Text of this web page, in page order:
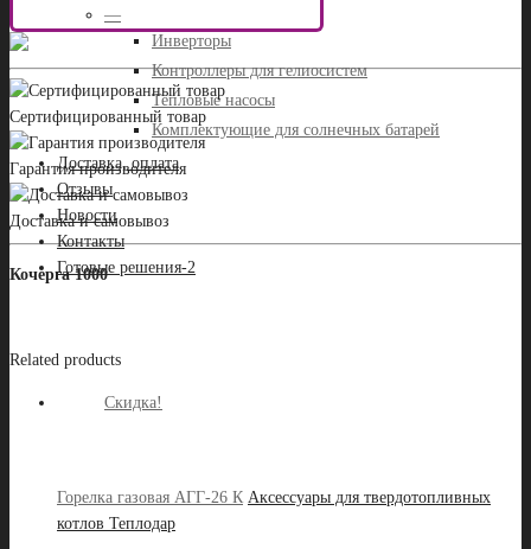
—
Инверторы
Контроллеры для гелиосистем
Тепловые насосы
Комплектующие для солнечных батарей
Доставка, оплата
Отзывы
Новости
Контакты
Готовые решения-2
Сертифицированный товар
Гарантия производителя
Доставка и самовывоз
Кочерга 1000
Related products
Скидка!
Горелка газовая АГГ-26 К Аксессуары для твердотопливных
котлов Теплодар